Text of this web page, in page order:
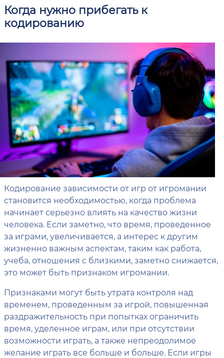
Когда нужно прибегать к
кодированию
Кодирование зависимости от игр от игромании
становится необходимостью, когда проблема
начинает серьезно влиять на качество жизни
человека. Если заметно, что время, проведенное
за играми, увеличивается, а интерес к другим
жизненно важным аспектам, таким как работа,
учеба, отношения с близкими, заметно снижается,
это может быть признаком игромании.
Признаками могут быть утрата контроля над
временем, проведенным за игрой, повышенная
раздражительность при попытках ограничить
время, уделенное играм, или при отсутствии
возможности играть, а также непреодолимое
желание играть все больше и больше. Если игры